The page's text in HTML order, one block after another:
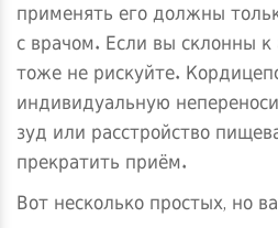
применять его должны
с врачом. Если вы склонны
тоже не рискуйте.
индивидуальную
зуд или расстройство
прекратить приём.
Вот несколько простых, но